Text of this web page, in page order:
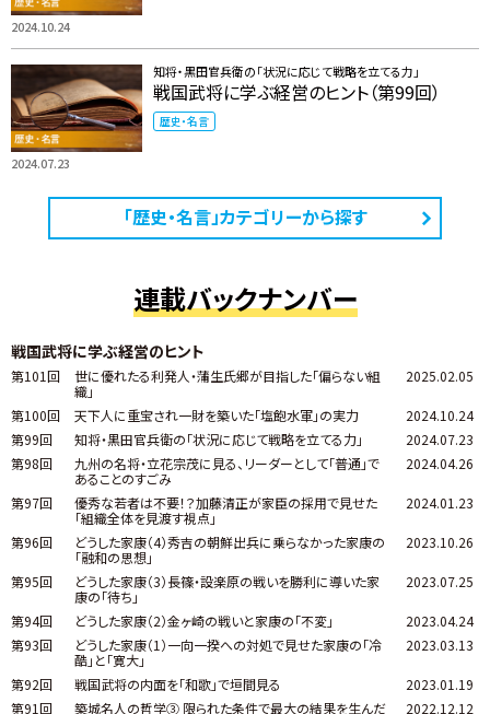
2024.10.24
2024.07.23
知将・黒田官兵衛の「状況に応じて戦略を立てる力」
戦国武将に学ぶ経営のヒント（第99回）
歴史・名言
「歴史・名言」カテゴリーから探す
連載バックナンバー
戦国武将に学ぶ経営のヒント
第101回
世に優れたる利発人・蒲生氏郷が目指した「偏らない組
織」
2025.02.05
第100回 天下人に重宝され一財を築いた「塩飽水軍」の実力
2024.10.24
第99回
知将・黒田官兵衛の「状況に応じて戦略を立てる力」
2024.07.23
第98回
九州の名将・立花宗茂に見る、リーダーとして「普通」で
あることのすごみ
2024.04.26
第97回
優秀な若者は不要！？加藤清正が家臣の採用で見せた
「組織全体を見渡す視点」
2024.01.23
第96回
どうした家康（4）秀吉の朝鮮出兵に乗らなかった家康の
「融和の思想」
2023.10.26
第95回
どうした家康（3）長篠・設楽原の戦いを勝利に導いた家
康の「待ち」
2023.07.25
第94回 どうした家康（2）金ヶ崎の戦いと家康の「不変」
2023.04.24
第93回
どうした家康（1）一向一揆への対処で見せた家康の「冷
酷」と「寛大」
2023.03.13
第92回 戦国武将の内面を「和歌」で垣間見る
2023.01.19
第91回
築城名人の哲学③ 限られた条件で最大の結果を生んだ
2022.12.12